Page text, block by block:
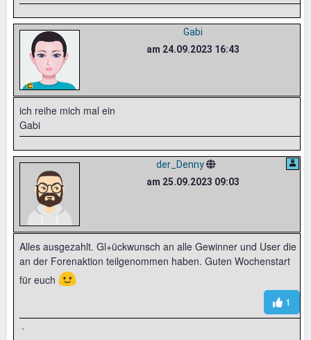
Gabi
am 24.09.2023 16:43
ich reihe mich mal ein
Gabi
der_Denny
am 25.09.2023 09:03
Alles ausgezahlt. Gl+ückwunsch an alle Gewinner und User die
an der Forenaktion teilgenommen haben. Guten Wochenstart
für euch 🙂
1
.